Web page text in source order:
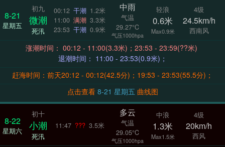
8-21
星期五
初九
微潮
死汛
00:12 干潮 1.2米
11:00 满潮 3.3米
23:53 干潮 0.9米
中雨
气温
29.27°C
气压1000hpa
轻浪
0.6米
Max0.9米
4级
24.5km/h
西南风
涨潮时间： 00:12 - 11:00(3.3米)；23:53 - 23:59(??米)
退潮时间： 11:00 - 23:53(0.9米)；
赶海时间：前天20:12 - 00:12(42.5分)；19:53 - 23:53(55.5分)；
点击查看
8-21 星期五 曲线图
8-22
星期六
初十
小潮
死汛
11:47 ??? 3.5米
多云
气温
29.05°C
气压1000hpa
中浪
1.3米
Max1.5米
4级
20km/h
西风